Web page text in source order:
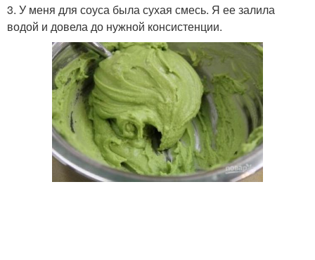
3. У меня для соуса была сухая смесь. Я ее залила
водой и довела до нужной консистенции.